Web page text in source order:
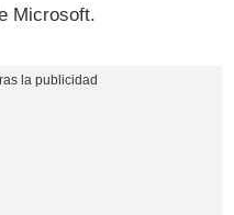
Microsoft.